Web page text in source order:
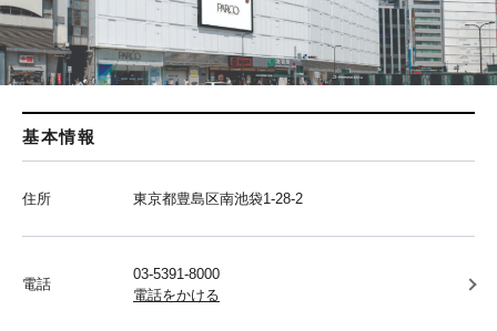
基本情報
住所 東京都豊島区南池袋1-28-2
電話
03-5391-8000
電話をかける